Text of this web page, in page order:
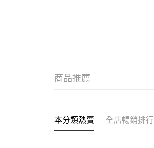
商品推薦
本分類熱賣 全店暢銷排行